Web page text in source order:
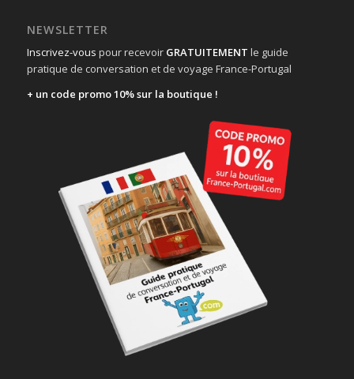
NEWSLETTER
Inscrivez-vous pour recevoir GRATUITEMENT le guide
pratique de conversation et de voyage France-Portugal
+ un code promo 10% sur la boutique !